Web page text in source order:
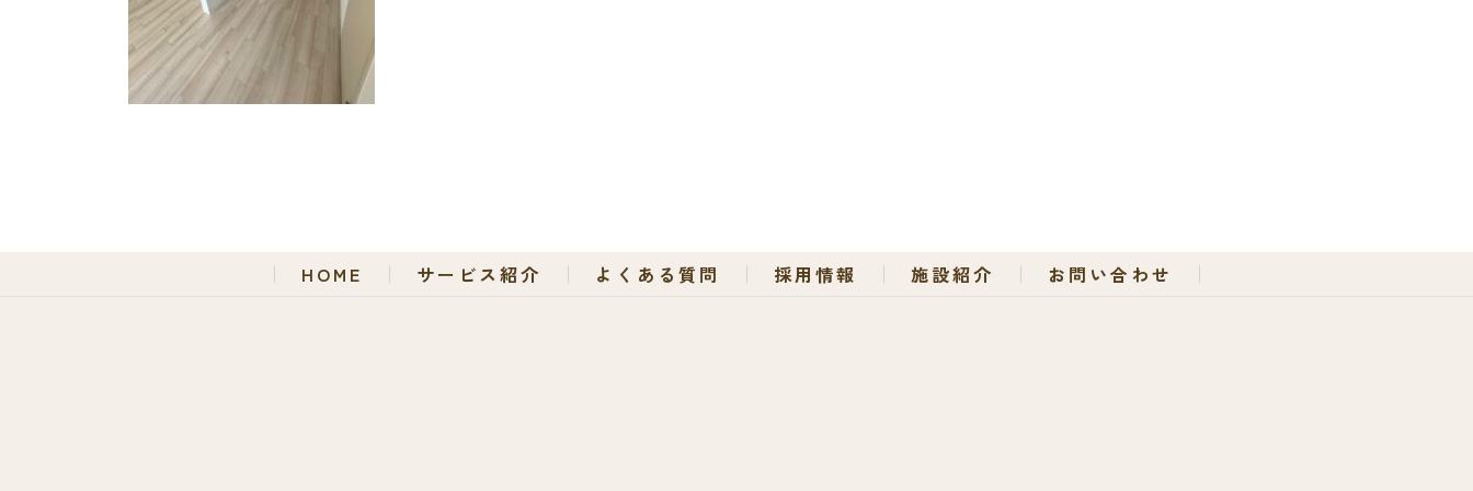
HOME サービス紹介 よくある質問 採用情報 施設紹介 お問い合わせ